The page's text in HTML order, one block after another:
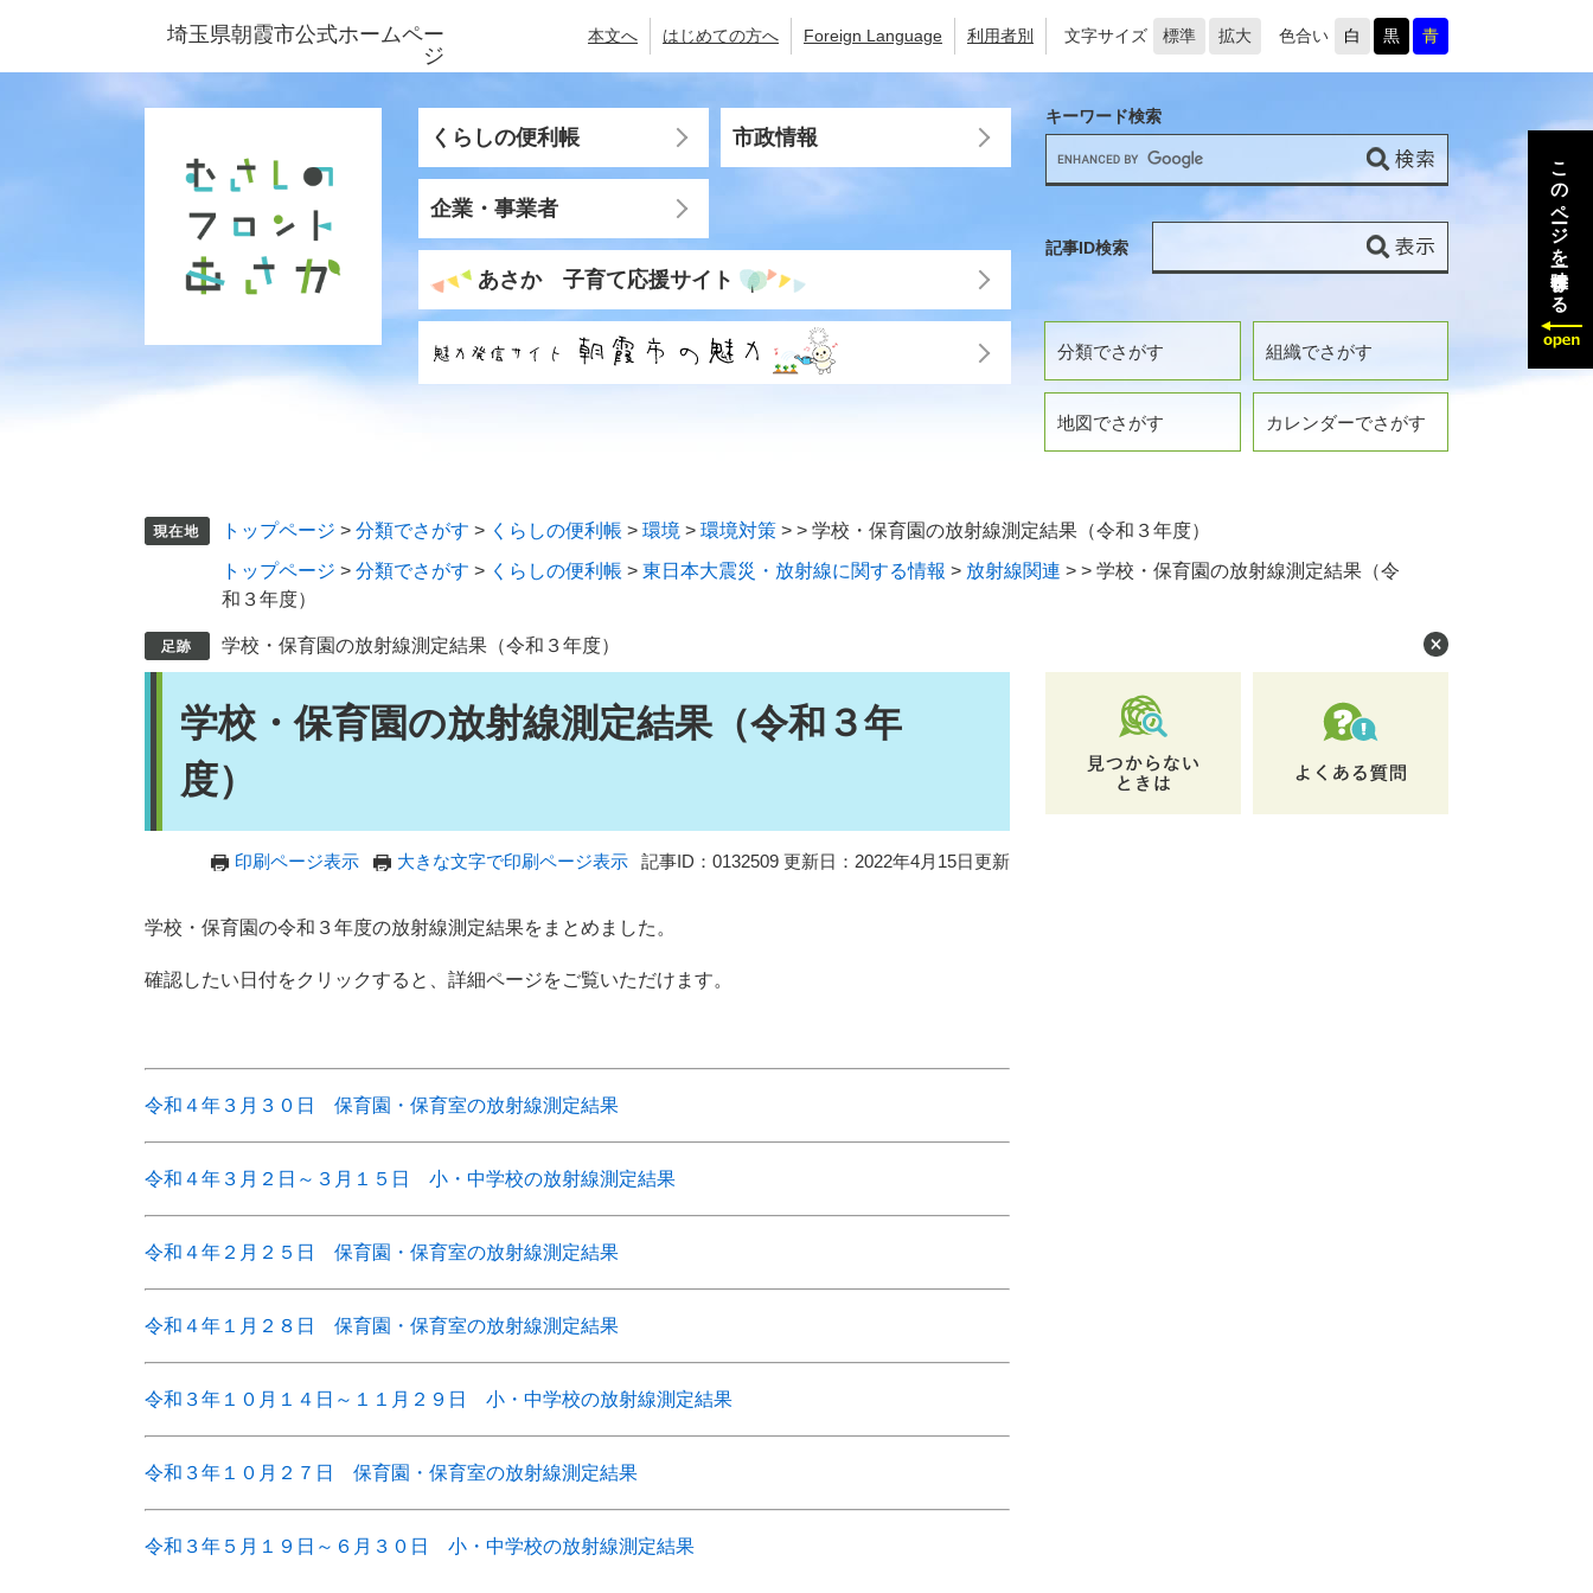
ジ
ュ
埼玉県朝霞市公式ホームペー
ジ
本文へ はじめての方へ Foreign Language 利用者別 文字サイズ 標準 拡大 色合い 白 黒 青
くらしの便利帳 市政情報
企業・事業者
あさか 子育て応援サイト
分類でさがす 組織でさがす
地図でさがす カレンダーでさがす
キーワード検索
記事ID検索
トップページ > 分類でさがす > くらしの便利帳 > 環境 > 環境対策 > > 学校・保育園の放射線測定結果（令和３年度）
トップページ > 分類でさがす > くらしの便利帳 > 東日本大震災・放射線に関する情報 > 放射線関連 > > 学校・保育園の放射線測定結果（令
和３年度）
学校・保育園の放射線測定結果（令和３年度）
学校・保育園の放射線測定結果（令和３年
度）
印刷ページ表示 大きな文字で印刷ページ表示 記事ID：0132509 更新日：2022年4月15日更新
学校・保育園の令和３年度の放射線測定結果をまとめました。
確認したい日付をクリックすると、詳細ページをご覧いただけます。
令和４年３月３０日 保育園・保育室の放射線測定結果
令和４年３月２日～３月１５日 小・中学校の放射線測定結果
令和４年２月２５日 保育園・保育室の放射線測定結果
令和４年１月２８日 保育園・保育室の放射線測定結果
令和３年１０月１４日～１１月２９日 小・中学校の放射線測定結果
令和３年１０月２７日 保育園・保育室の放射線測定結果
令和３年５月１９日～６月３０日 小・中学校の放射線測定結果
このページを一時保存する